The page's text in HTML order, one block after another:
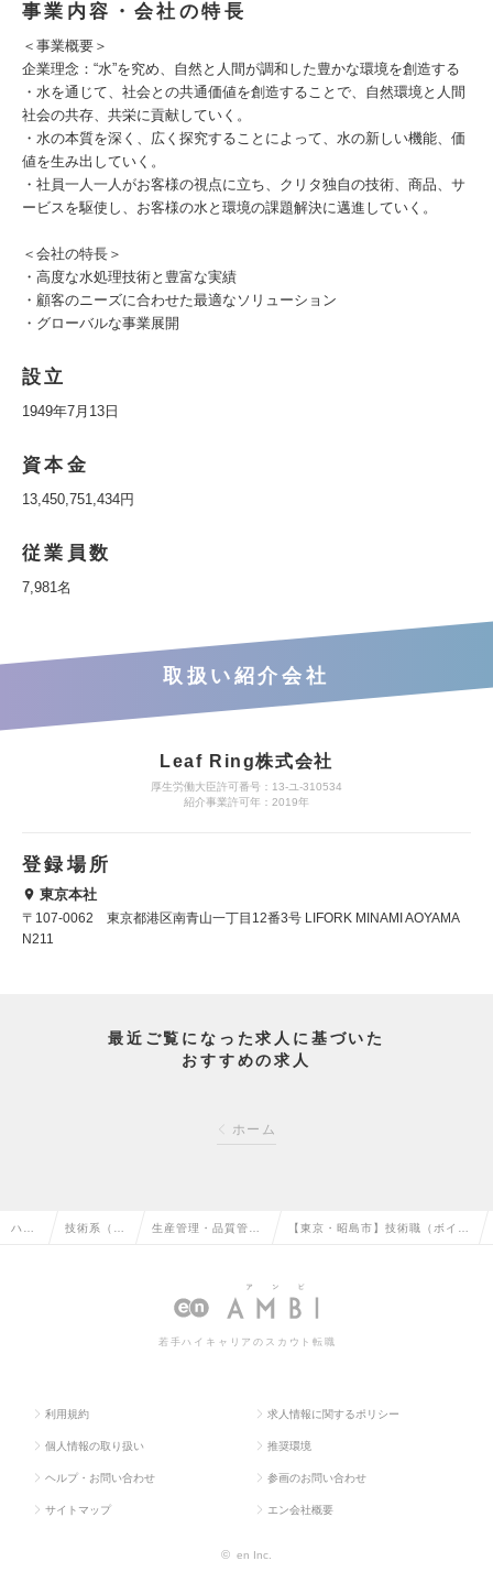
事業内容・会社の特長
＜事業概要＞
企業理念：“水”を究め、自然と人間が調和した豊かな環境を創造する
・水を通じて、社会との共通価値を創造することで、自然環境と人間
社会の共存、共栄に貢献していく。
・水の本質を深く、広く探究することによって、水の新しい機能、価
値を生み出していく。
・社員一人一人がお客様の視点に立ち、クリタ独自の技術、商品、サ
ービスを駆使し、お客様の水と環境の課題解決に邁進していく。
＜会社の特長＞
・高度な水処理技術と豊富な実績
・顧客のニーズに合わせた最適なソリューション
・グローバルな事業展開
設立
1949年7月13日
資本金
13,450,751,434円
従業員数
7,981名
取扱い紹介会社
Leaf Ring株式会社
厚生労働大臣許可番号：13-ユ-310534
紹介事業許可年：2019年
登録場所
東京本社
〒107-0062 東京都港区南青山一丁目12番3号 LIFORK MINAMI AOYAMA
N211
最近ご覧になった求人に基づいた
おすすめの求人
ホーム
ハイ 技術系（化 生産管理・品質管
長（化学・素材・食
【東京・昭島市】技術職（ボイ
ート）／水処理技術のリーディン
若手ハイキャリアのスカウト転職
利用規約 求人情報に関するポリシー
個人情報の取り扱い 推奨環境
ヘルプ・お問い合わせ 参画のお問い合わせ
サイトマップ エン会社概要
© en Inc.